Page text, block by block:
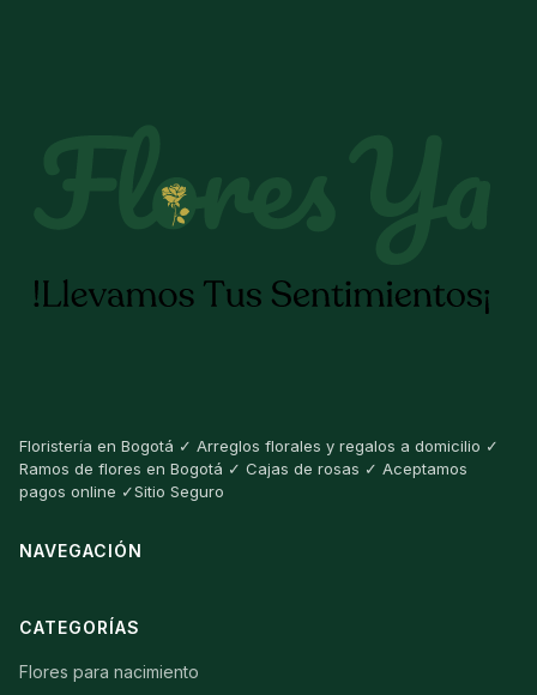
Floristería en Bogotá ✓ Arreglos florales y regalos a domicilio ✓
Ramos de flores en Bogotá ✓ Cajas de rosas ✓ Aceptamos
pagos online ✓Sitio Seguro
NAVEGACIÓN
CATEGORÍAS
Flores para nacimiento